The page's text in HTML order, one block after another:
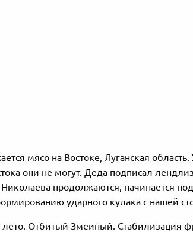
мясо на Востоке, Луганская область.
они не могут. Деда подписал
продолжаются, начинается
ударного кулака с нашей
Отбитый Змеиный. Стабилизация